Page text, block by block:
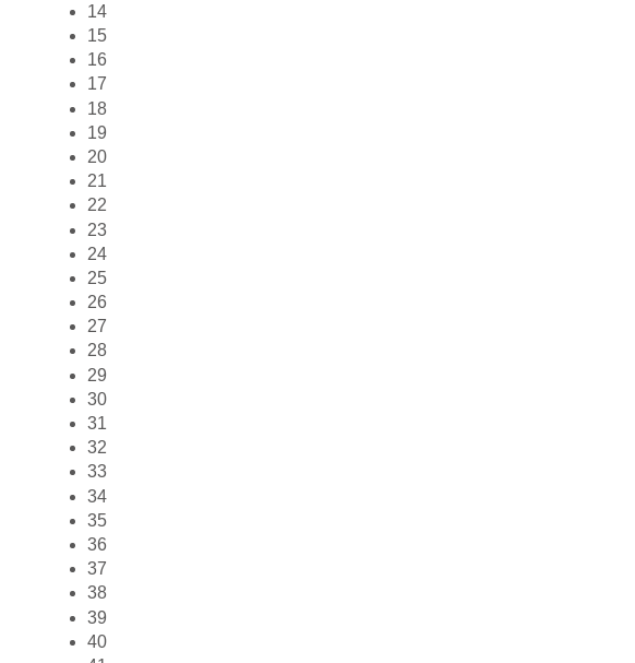
14
15
16
17
18
19
20
21
22
23
24
25
26
27
28
29
30
31
32
33
34
35
36
37
38
39
40